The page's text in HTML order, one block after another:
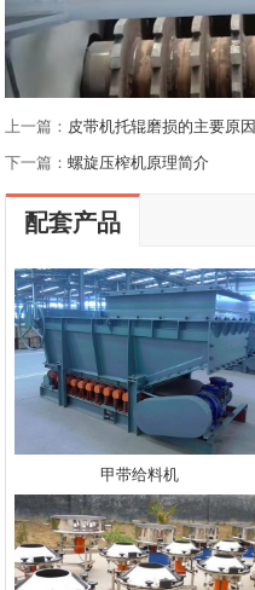
上一篇： 皮带机托辊磨损的主要原因
下一篇：螺旋压榨机原理简介
配套产品
甲带给料机